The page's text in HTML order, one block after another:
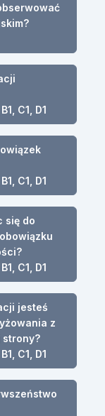
C1, D1
C1, D1
się do
C1, D1
jesteś
z
strony?
C1, D1